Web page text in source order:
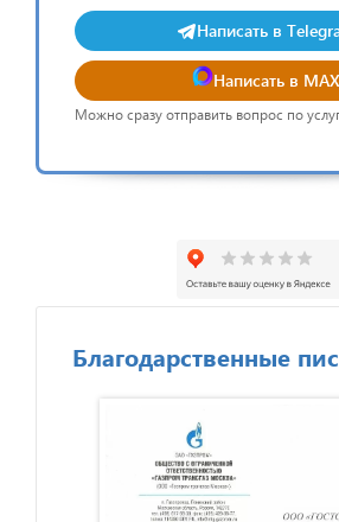
Написать в
Написать в MAX
Можно сразу отправить вопрос по
Благодарственные